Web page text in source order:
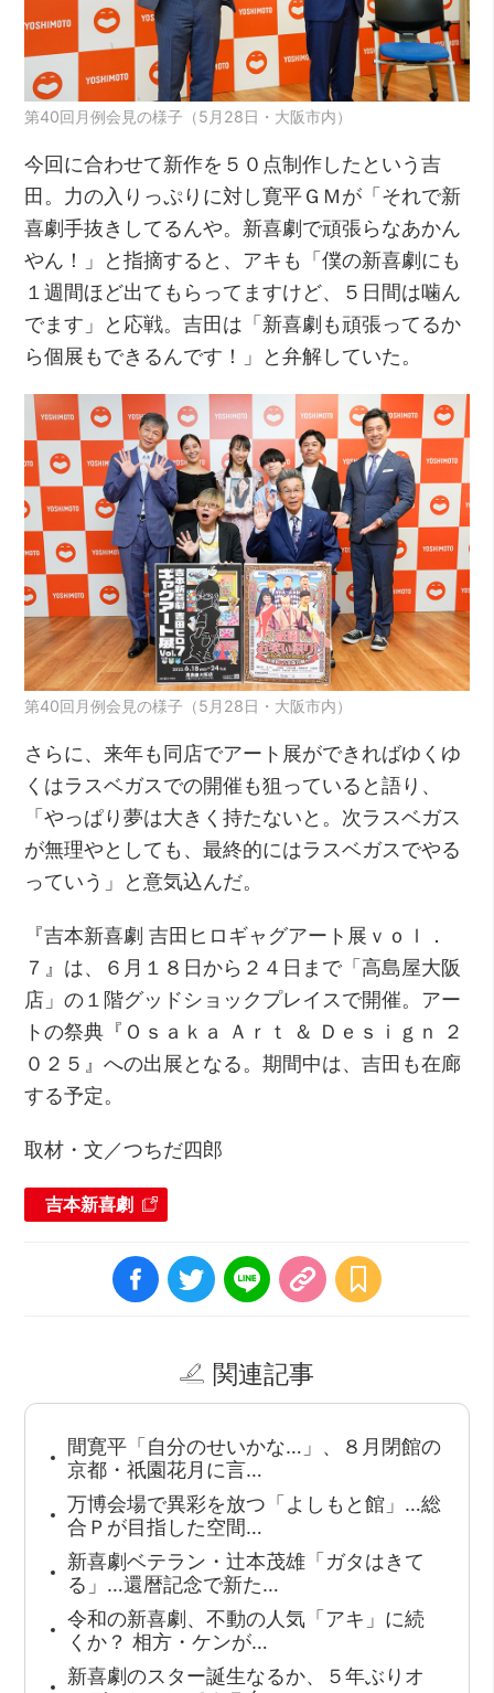
第40回月例会見の様子（5月28日・大阪市内）
今回に合わせて新作を５０点制作したという吉
田。力の入りっぷりに対し寛平ＧＭが「それで新
喜劇手抜きしてるんや。新喜劇で頑張らなあかん
やん！」と指摘すると、アキも「僕の新喜劇にも
１週間ほど出てもらってますけど、５日間は噛ん
でます」と応戦。吉田は「新喜劇も頑張ってるか
ら個展もできるんです！」と弁解していた。
第40回月例会見の様子（5月28日・大阪市内）
さらに、来年も同店でアート展ができればゆくゆ
くはラスベガスでの開催も狙っていると語り、
「やっぱり夢は大きく持たないと。次ラスベガス
が無理やとしても、最終的にはラスベガスでやる
っていう」と意気込んだ。
『吉本新喜劇 吉田ヒロギャグアート展ｖｏｌ．
７』は、６月１８日から２４日まで「高島屋大阪
店」の１階グッドショックプレイスで開催。アー
トの祭典『Ｏｓａｋａ Ａｒｔ ＆ Ｄｅｓｉｇｎ ２
０２５』への出展となる。期間中は、吉田も在廊
する予定。
取材・文／つちだ四郎
吉本新喜劇
関連記事
間寛平「自分のせいかな…」、８月閉館の
京都・祇園花月に言…
万博会場で異彩を放つ「よしもと館」…総
合Ｐが目指した空間…
新喜劇ベテラン・辻本茂雄「ガタはきて
る」…還暦記念で新た…
令和の新喜劇、不動の人気「アキ」に続
くか？ 相方・ケンが…
新喜劇のスター誕生なるか、５年ぶりオ